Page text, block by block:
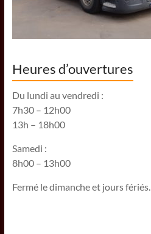
Heures d’ouvertures
Du lundi au vendredi :
7h30 – 12h00
13h – 18h00
Samedi :
8h00 – 13h00
Fermé le dimanche et jours fériés.